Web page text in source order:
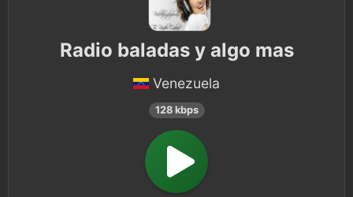
Radio baladas y algo mas
Venezuela
128 kbps